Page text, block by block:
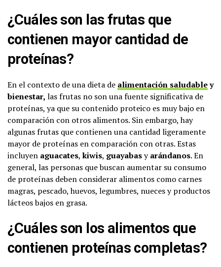
¿Cuáles son las frutas que
contienen mayor cantidad de
proteínas?
En el contexto de una dieta de alimentación saludabley
bienestar, las frutas no son una fuente significativa de
proteínas, ya que su contenido proteico es muy bajo en
comparación con otros alimentos. Sin embargo, hay
algunas frutas que contienen una cantidad ligeramente
mayor de proteínas en comparación con otras. Estas
incluyen aguacates,kiwis, guayabasyarándanos. En
general, las personas que buscan aumentar su consumo
de proteínas deben considerar alimentos como carnes
magras, pescado, huevos, legumbres, nueces y productos
lácteos bajos en grasa.
¿Cuáles son los alimentos que
contienen proteínas completas?